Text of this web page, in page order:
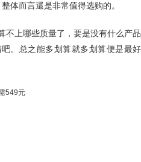
体而言還是非常值得选购的。
不上哪些质量了，要是没有什么产品
。总之能多划算就多划算便是最好